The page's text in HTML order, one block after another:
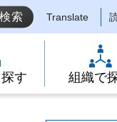
Translate
す 組織で